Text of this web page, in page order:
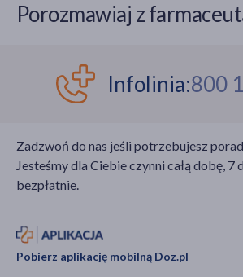
cierpliwości. Choć
trądziku powinna być
zawsze konsultacja
uzupełniających, które
można stosować
w domowym zaciszu.
wykorzystanie
naturalnych surowców
jej
też
Czy
Porozmawiaj z
Infolinia:800
Zadzwoń do nas jeśli potrzebujesz
Jesteśmy dla Ciebie czynni całą dobę, 7
bezpłatnie.
Pobierz aplikację mobilną Doz.pl